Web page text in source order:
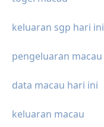
keluaran sgp hari ini
pengeluaran macau
data macau hari ini
keluaran macau